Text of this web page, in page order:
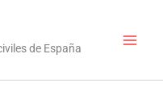
de España